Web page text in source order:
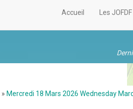
Accueil Les JOFDF
» Mercredi 18 Mars 2026 Wednesday